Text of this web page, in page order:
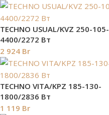
TECHNO USUAL/KVZ 250-105-
4400/2272 Вт
2 924 Br
TECHNO VITA/KPZ 185-130-
1800/2836 Вт
1 119 Br